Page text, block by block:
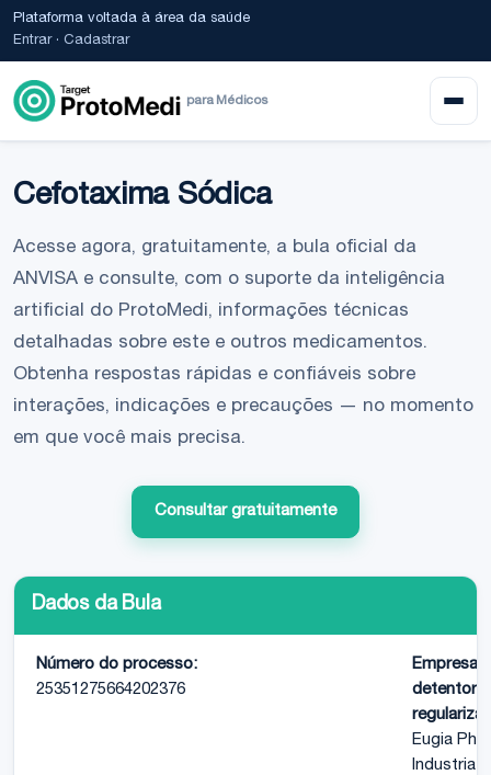
Plataforma voltada à área da saúde
Entrar· Cadastrar
para Médicos
Cefotaxima Sódica
Acesse agora, gratuitamente, a bula oficial da
ANVISA e consulte, com o suporte da inteligência
artificial do ProtoMedi, informações técnicas
detalhadas sobre este e outros medicamentos.
Obtenha respostas rápidas e confiáveis sobre
interações, indicações e precauções — no momento
em que você mais precisa.
Consultar gratuitamente
Dados da Bula
Número do processo:
25351275664202376
Empresa
detentora
Eugia
Industria